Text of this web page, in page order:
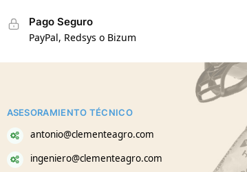
Pago Seguro
PayPal, Redsys o Bizum
ASESORAMIENTO TÉCNICO
antonio@clementeagro.com
ingeniero@clementeagro.com